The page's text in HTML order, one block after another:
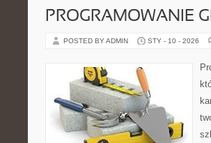
PROGRAMOWANIE
POSTED BY ADMIN STY - 10 - 2026